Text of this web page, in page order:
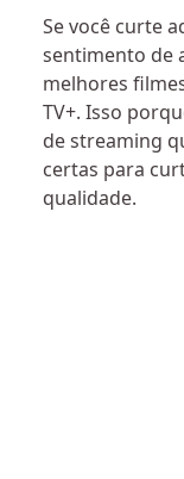
Se você curte
sentimento de
melhores
TV+. Isso
de streaming
certas para
qualidade.